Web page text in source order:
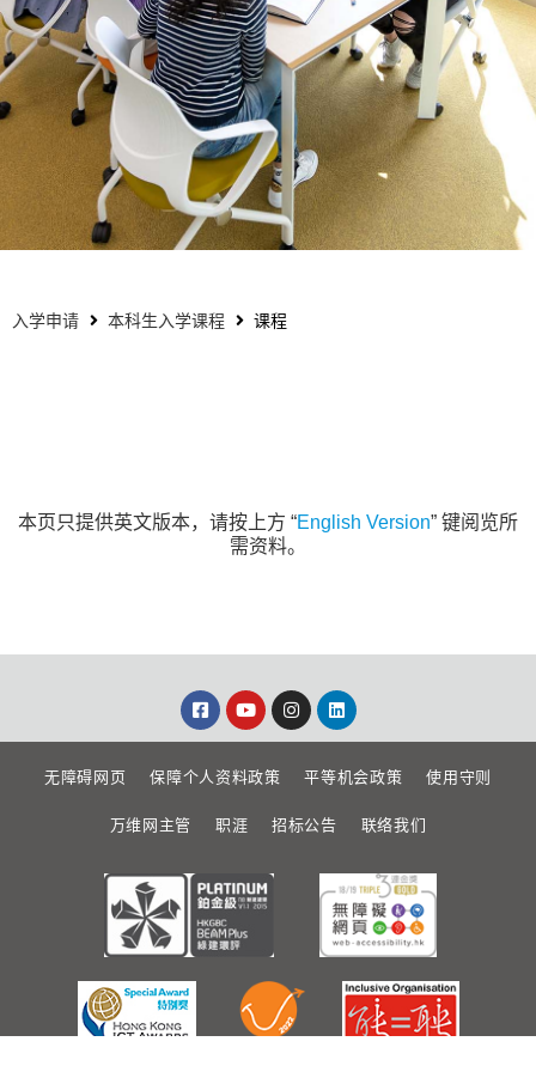
入学申请 本科生入学课程 课程
本页只提供英文版本，请按上方 “English Version” 键阅览所
需资料。
无障碍网页 保障个人资料政策 平等机会政策 使用守则
万维网主管 职涯 招标公告 联络我们